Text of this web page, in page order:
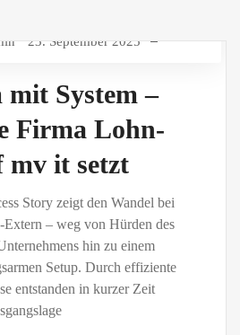
23. September 2025
mit System –
Firma Lohn-
mv it setzt
Story zeigt den Wandel bei
– weg von Hürden des
hin zu einem
Setup. Durch effiziente
entstanden in kurzer Zeit